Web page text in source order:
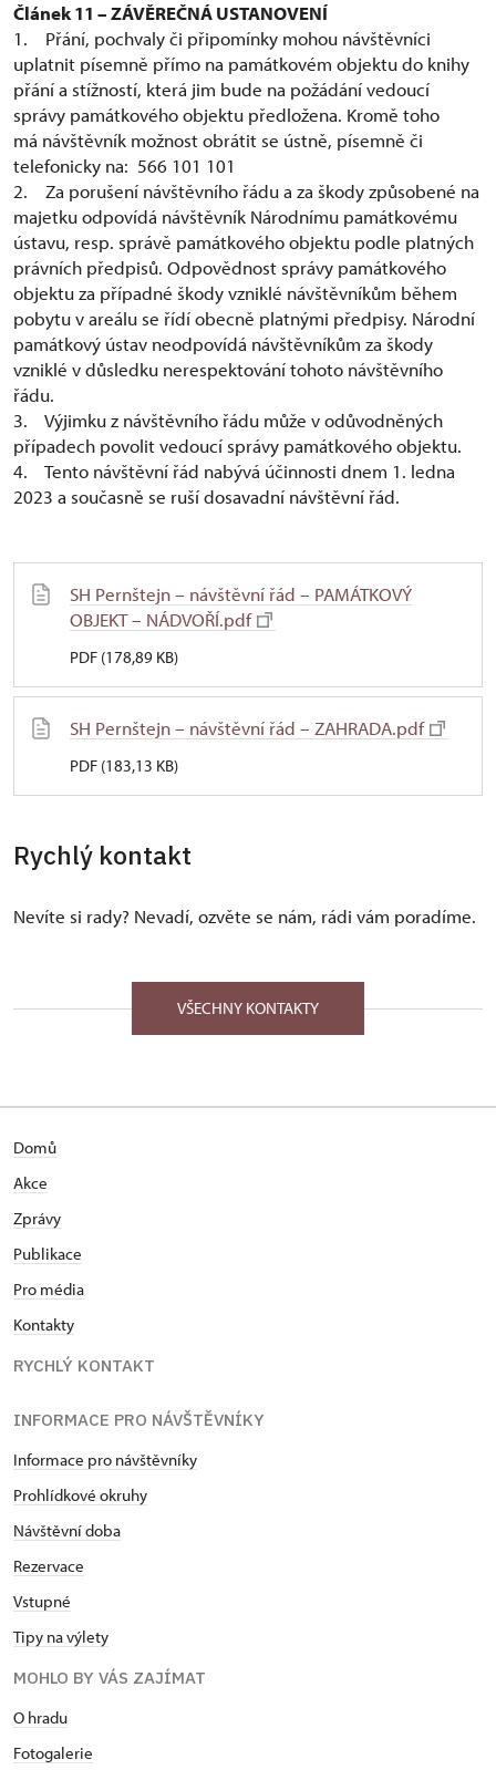
Článek 11 – ZÁVĚREČNÁ USTANOVENÍ
1. Přání, pochvaly či připomínky mohou návštěvníci
uplatnit písemně přímo na památkovém objektu do knihy
přání a stížností, která jim bude na požádání vedoucí
správy památkového objektu předložena. Kromě toho
má návštěvník možnost obrátit se ústně, písemně či
telefonicky na: 566 101 101
2. Za porušení návštěvního řádu a za škody způsobené na
majetku odpovídá návštěvník Národnímu památkovému
ústavu, resp. správě památkového objektu podle platných
právních předpisů. Odpovědnost správy památkového
objektu za případné škody vzniklé návštěvníkům během
pobytu v areálu se řídí obecně platnými předpisy. Národní
památkový ústav neodpovídá návštěvníkům za škody
vzniklé v důsledku nerespektování tohoto návštěvního
řádu.
3. Výjimku z návštěvního řádu může v odůvodněných
případech povolit vedoucí správy památkového objektu.
4. Tento návštěvní řád nabývá účinnosti dnem 1. ledna
2023 a současně se ruší dosavadní návštěvní řád.
SH Pernštejn – návštěvní řád – PAMÁTKOVÝ
OBJEKT – NÁDVOŘÍ.pdf
PDF (178,89 KB)
SH Pernštejn – návštěvní řád – ZAHRADA.pdf
PDF (183,13 KB)
Rychlý kontakt
Nevíte si rady? Nevadí, ozvěte se nám, rádi vám poradíme.
VŠECHNY KONTAKTY
Domů
Akce
Zprávy
Publikace
Pro média
Kontakty
RYCHLÝ KONTAKT
INFORMACE PRO NÁVŠTĚVNÍKY
Informace pro návštěvníky
Prohlídkové okruhy
Návštěvní doba
Rezervace
Vstupné
Tipy na výlety
MOHLO BY VÁS ZAJÍMAT
O hradu
Fotogalerie